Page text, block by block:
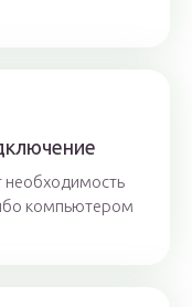
необходимость
компьютером